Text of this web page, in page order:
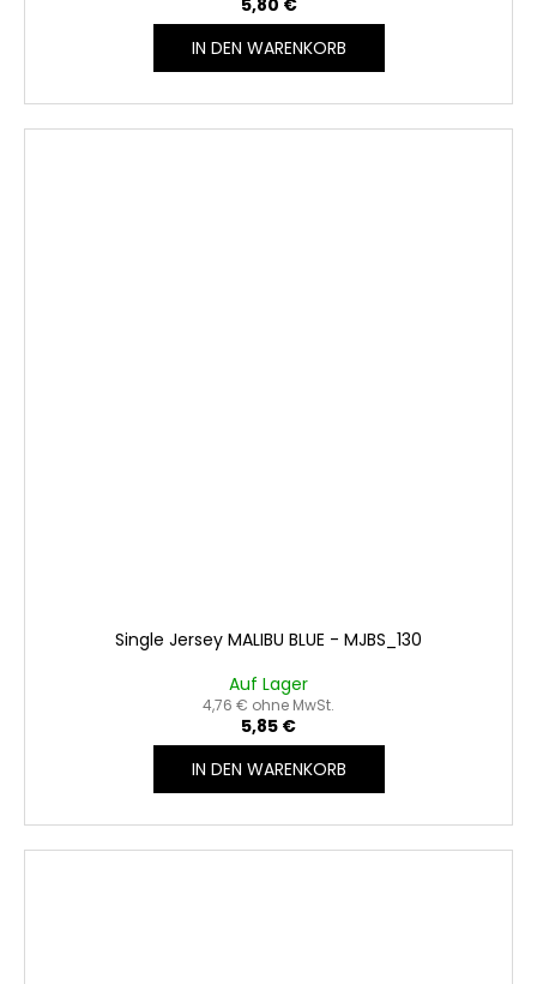
IN DEN WARENKORB
Single Jersey MALIBU BLUE - MJBS_130
Auf Lager
4,76 € ohne MwSt.
5,85 €
IN DEN WARENKORB